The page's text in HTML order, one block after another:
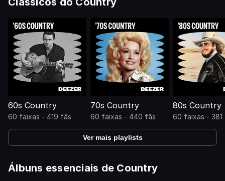
60s Country
60 faixas - 419 fãs
70s Country
60 faixas - 440 fãs
80s Country
60 faixas - 381
Ver mais playlists
Álbuns essenciais de Country